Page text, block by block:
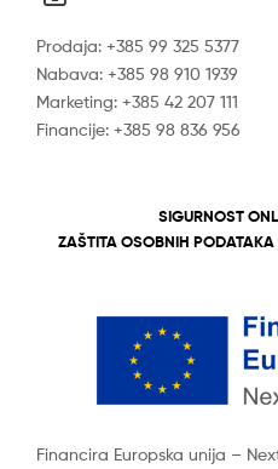
Prodaja: +385 99 325 5377
Nabava: +385 98 910 1939
Marketing: +385 42 207 111
Financije: +385 98 836 956
SIGURNOST
ZAŠTITA OSOBNIH PODATAKA
Financira Europska unija –